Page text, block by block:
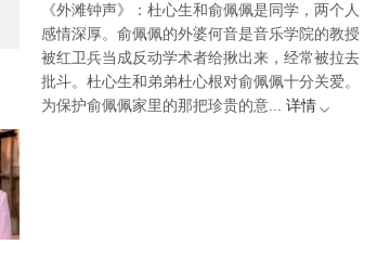
《外滩钟声》：杜心生和俞佩佩是同学，两个人
感情深厚。俞佩佩的外婆何音是音乐学院的教授
被红卫兵当成反动学术者给揪出来，经常被拉去
批斗。杜心生和弟弟杜心根对俞佩佩十分关爱。
为保护俞佩佩家里的那把珍贵的意...
详情